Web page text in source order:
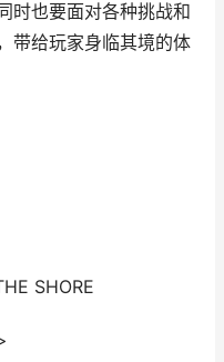
时也要面对各种挑战和
带给玩家身临其境的体
SHORE